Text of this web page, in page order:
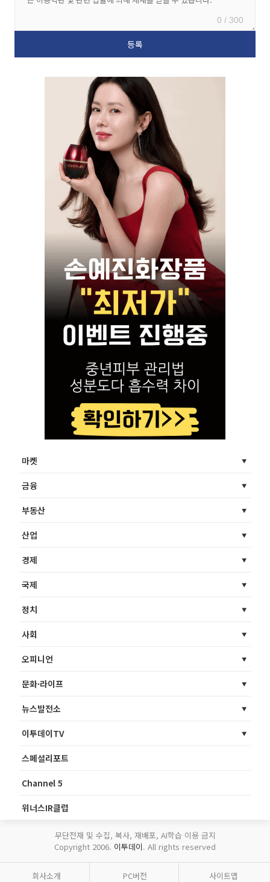
0 / 300
마켓
금융
부동산
산업
경제
국제
정치
사회
오피니언
문화·라이프
뉴스발전소
이투데이TV
스페셜리포트
Channel 5
위너스IR클럽
무단전재 및 수집, 복사, 재배포, AI학습 이용 금지
Copyright 2006. 이투데이. All rights reserved
회사소개 PC버전 사이트맵